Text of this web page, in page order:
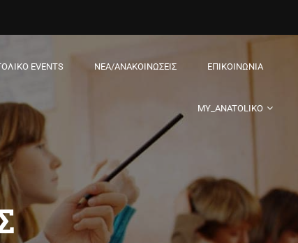
EVENTS ΝΈΑ/ΑΝΑΚΟΙΝΏΣΕΙΣ ΕΠΙΚΟΙΝΩΝΊΑ
MY_ANATOLIKO